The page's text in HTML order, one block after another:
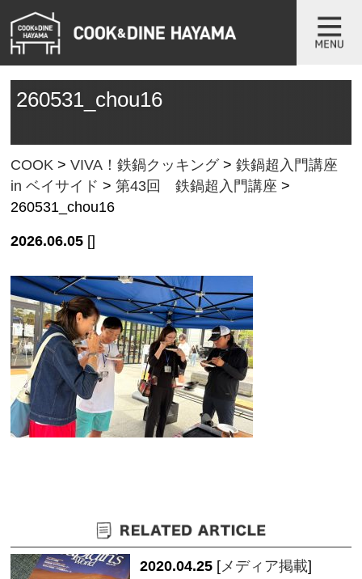
260531_chou16
COOK >VIVA！鉄鍋クッキング>鉄鍋超入門講座
in ベイサイド >第43回 鉄鍋超入門講座 >
260531_chou16
2026.06.05 []
2020.04.25 [メディア掲載]